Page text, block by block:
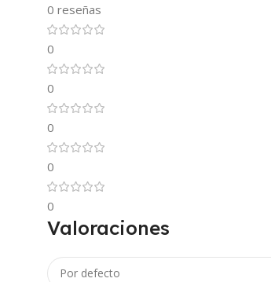
0 reseñas
0
0
0
0
0
Valoraciones